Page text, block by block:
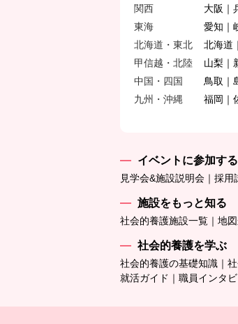
関西
大阪
東海
愛知
北海道・東北
北海道
甲信越・北陸
山梨
中国・四国
鳥取
九州・沖縄
福岡
イベントに参加する
見学会&施設説明会 採用
施設をもっと知る
社会的養護施設一覧 地
社会的養護を学ぶ
社会的養護の基礎知識
就活ガイド
職員インタ